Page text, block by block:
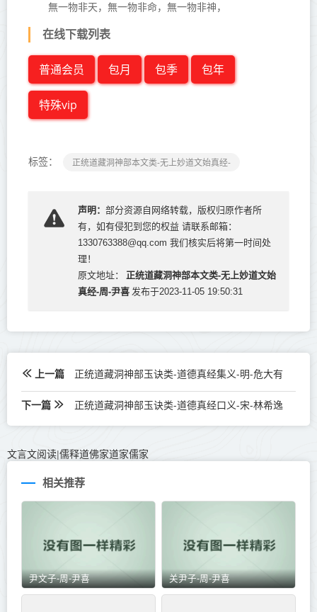
無一物非天，無一物非命，無一物非神，
在线下载列表
普通会员 包月 包季 包年
特殊vip
标签： 正统道藏洞神部本文类-无上妙道文始真经-
声明： 部分资源自网络转载，版权归原作者所
有，如有侵犯到您的权益 请联系邮箱：
1330763388@qq.com 我们核实后将第一时间处
理！
原文地址：
正统道藏洞神部本文类-无上妙道文始
真经-周-尹喜 发布于2023-11-05 19:50:31
上一篇 正统道藏洞神部玉诀类-道德真经集义-明-危大有
下一篇 正统道藏洞神部玉诀类-道德真经口义-宋-林希逸
文言文阅读|儒释道佛家道家儒家
相关推荐
尹文子-周-尹喜 关尹子-周-尹喜